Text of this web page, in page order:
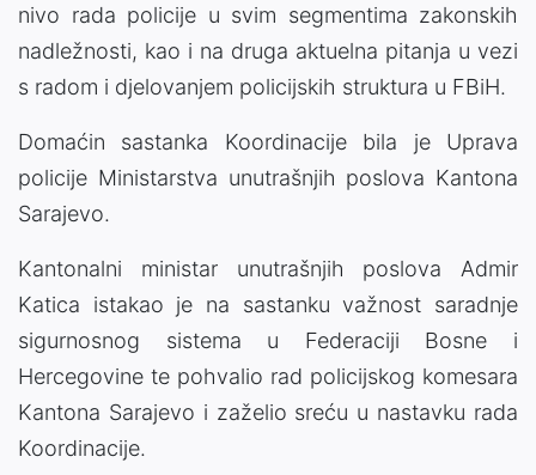
nivo rada policije u svim segmentima zakonskih
nadležnosti, kao i na druga aktuelna pitanja u vezi
s radom i djelovanjem policijskih struktura u FBiH.
Domaćin sastanka Koordinacije bila je Uprava
policije Ministarstva unutrašnjih poslova Kantona
Sarajevo.
Kantonalni ministar unutrašnjih poslova Admir
Katica istakao je na sastanku važnost saradnje
sigurnosnog sistema u Federaciji Bosne i
Hercegovine te pohvalio rad policijskog komesara
Kantona Sarajevo i zaželio sreću u nastavku rada
Koordinacije.